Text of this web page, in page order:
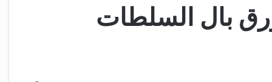
بال السلطات